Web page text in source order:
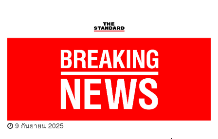
9 กันยายน 2025